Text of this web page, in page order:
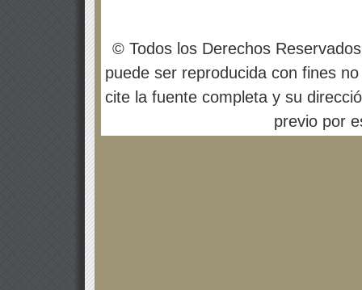
© Todos los Derechos
puede ser reproducida con fines
cite la fuente completa y su
previo por